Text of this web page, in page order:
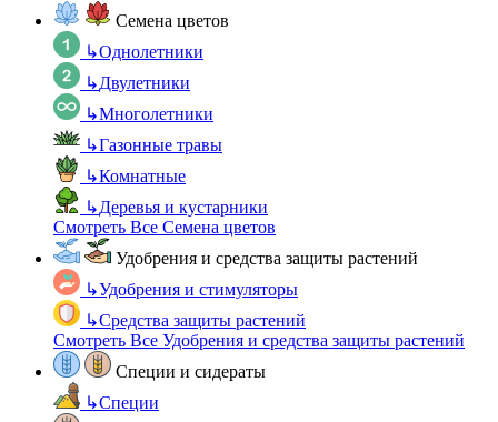
Семена цветов
↳Однолетники
↳Двулетники
↳Многолетники
↳Газонные травы
↳Комнатные
↳Деревья и кустарники
Смотреть Все Семена цветов
Удобрения и средства защиты растений
↳Удобрения и стимуляторы
↳Средства защиты растений
Смотреть Все Удобрения и средства защиты растений
Специи и сидераты
↳Специи